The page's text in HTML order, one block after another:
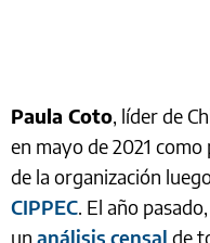
Paula Coto, líder de
en mayo de 2021
de la organización
CIPPEC. El año
un análisis censal de